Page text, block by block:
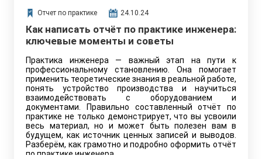
Отчет по практике 24.10.24
Как написать отчёт по практике инженера:
ключевые моменты и советы
Практика инженера — важный этап на пути к
профессиональному становлению. Она помогает
применить теоретические знания в реальной работе,
понять устройство производства и научиться
взаимодействовать с оборудованием и
документами. Правильно составленный отчёт по
практике не только демонстрирует, что вы усвоили
весь материал, но и может быть полезен вам в
будущем, как источник ценных записей и выводов.
Разберём, как грамотно и подробно оформить отчёт
по практике инженера.